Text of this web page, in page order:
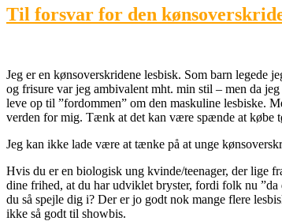
Til forsvar for den
Jeg er en kønsoverskridene lesbisk. Som barn legede
og frisure var jeg ambivalent mht. min stil – men da
leve op til ”fordommen” om den maskuline lesbiske.
verden for mig. Tænk at det kan være spænde at købe
Jeg kan ikke lade være at tænke på at unge
Hvis du er en biologisk ung kvinde/teenager, der lige
dine frihed, at du har udviklet bryster, fordi folk nu
du så spejle dig i? Der er jo godt nok mange flere
ikke så godt til showbis.